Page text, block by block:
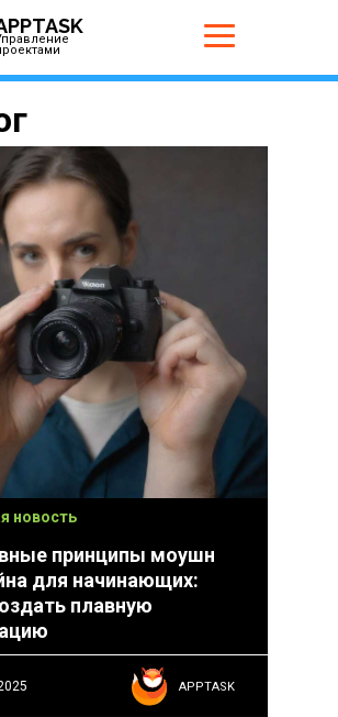
новость
принципы моушн
для начинающих:
плавную
APPTASK